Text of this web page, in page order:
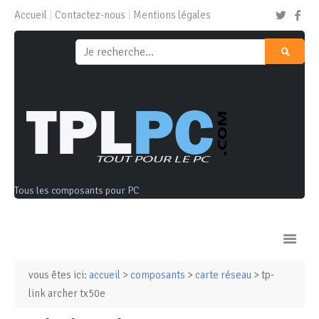
Accueil Contactez-nous Mentions légales
Tous les composants pour PC
Ordinateurs & Tablettes
vous êtes ici: accueil > composants > carte réseau > tp-
link archer tx50e